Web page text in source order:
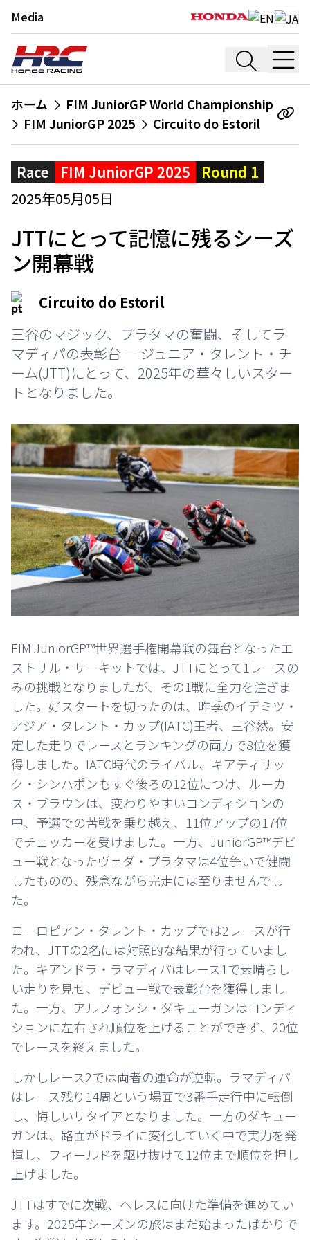
Media
ホーム
FIM JuniorGP World Championship
FIM JuniorGP 2025
Circuito do Estoril
Race FIM JuniorGP 2025
Round 1
2025年05月05日
JTTにとって記憶に残るシーズ
ン開幕戦
Circuito do Estoril
三谷のマジック、プラタマの奮闘、そしてラ
マディパの表彰台 — ジュニア・タレント・チ
ーム(JTT)にとって、2025年の華々しいスター
トとなりました。
FIM JuniorGP™世界選手権開幕戦の舞台となったエ
ストリル・サーキットでは、JTTにとって1レースの
みの挑戦となりましたが、その1戦に全力を注ぎま
した。好スタートを切ったのは、昨季のイデミツ・
アジア・タレント・カップ(IATC)王者、三谷然。安
定した走りでレースとランキングの両方で8位を獲
得しました。IATC時代のライバル、キアティサッ
ク・シンハポンもすぐ後ろの12位につけ、ルーカ
ス・ブラウンは、変わりやすいコンディションの
中、予選での苦戦を乗り越え、11位アップの17位
でチェッカーを受けました。一方、JuniorGP™デビ
ュー戦となったヴェダ・プラタマは4位争いで健闘
したものの、残念ながら完走には至りませんでし
た。
ヨーロピアン・タレント・カップでは2レースが行
われ、JTTの2名には対照的な結果が待っていまし
た。キアンドラ・ラマディパはレース1で素晴らし
い走りを見せ、デビュー戦で表彰台を獲得しまし
た。一方、アルフォンシ・ダキューガンはコンディ
ションに左右され順位を上げることができず、20位
でレースを終えました。
しかしレース2では両者の運命が逆転。ラマディパ
はレース残り14周という場面で3番手走行中に転倒
し、悔しいリタイアとなりました。一方のダキュー
ガンは、路面がドライに変化していく中で実力を発
揮し、フィールドを駆け抜けて12位まで順位を押し
上げました。
JTTはすでに次戦、ヘレスに向けた準備を進めてい
ます。2025年シーズンの旅はまだ始まったばかりで